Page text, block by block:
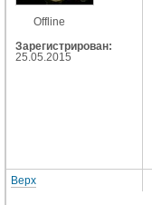
Offline
Зарегистрирован:
25.05.2015
Верх